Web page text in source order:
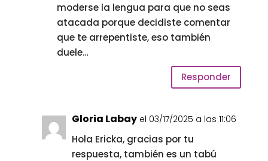
moderse la lengua para que no seas
atacada porque decidiste comentar
que te arrepentiste, eso también
duele…
Responder
Gloria Labay el 03/17/2025 a las 11:06
Hola Ericka, gracias por tu
respuesta, también es un tabú